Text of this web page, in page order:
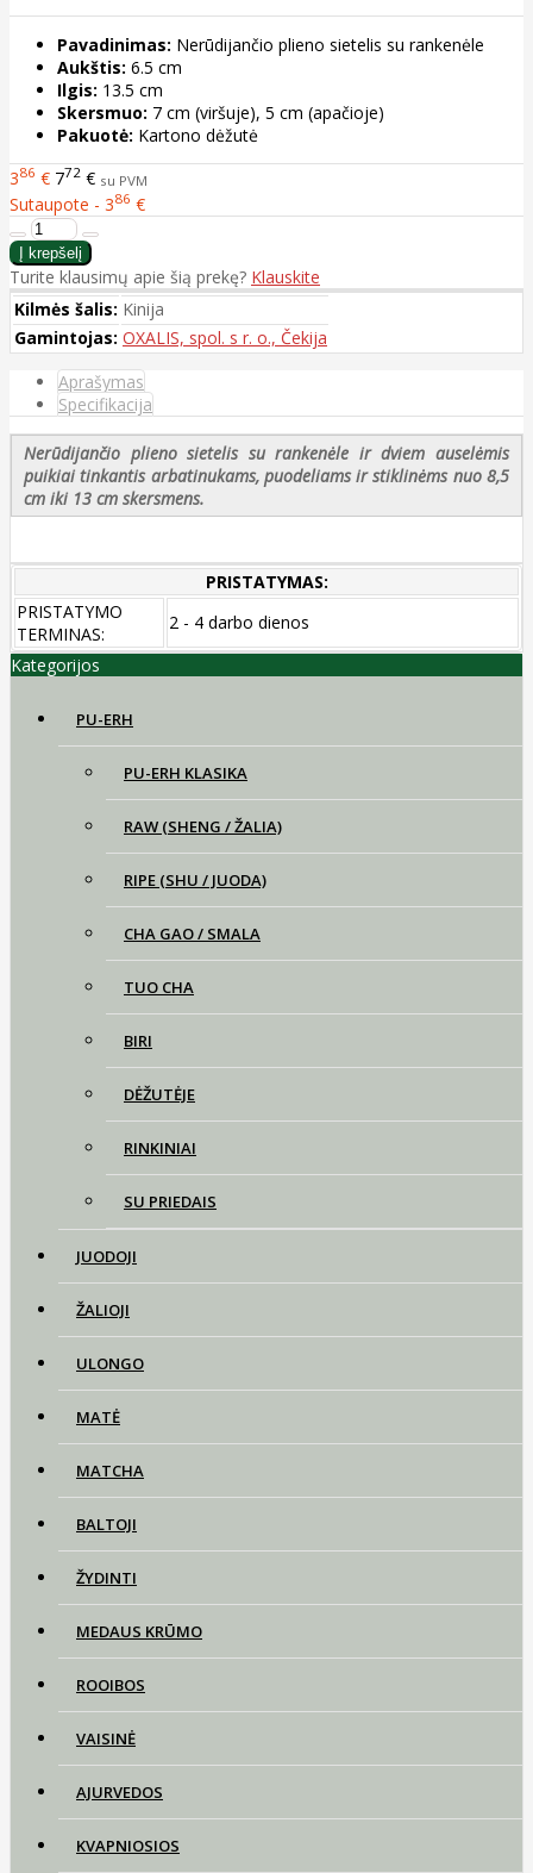
Pavadinimas: Nerūdijančio plieno sietelis su rankenėle
Aukštis: 6.5 cm
Ilgis: 13.5 cm
Skersmuo: 7 cm (viršuje), 5 cm (apačioje)
Pakuotė: Kartono dėžutė
386 € 772 € su PVM
Sutaupote - 386 €
Turite klausimų apie šią prekę? Klauskite
Kilmės šalis: Kinija
Gamintojas: OXALIS, spol. s r. o., Čekija
Aprašymas
Specifikacija
Nerūdijančio plieno sietelis su rankenėle ir dviem auselėmis
puikiai tinkantis arbatinukams, puodeliams ir stiklinėms nuo 8,5
cm iki 13 cm skersmens.
PRISTATYMAS:
PRISTATYMO
TERMINAS:
2 - 4 darbo dienos
Kategorijos
PU-ERH
PU-ERH KLASIKA
RAW (SHENG / ŽALIA)
RIPE (SHU / JUODA)
CHA GAO / SMALA
TUO CHA
BIRI
DĖŽUTĖJE
RINKINIAI
SU PRIEDAIS
JUODOJI
ŽALIOJI
ULONGO
MATĖ
MATCHA
BALTOJI
ŽYDINTI
MEDAUS KRŪMO
ROOIBOS
VAISINĖ
AJURVEDOS
KVAPNIOSIOS